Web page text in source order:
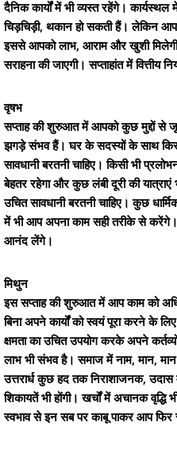
दैनिक कार्यों में भी व्यस्त रहेंगे।
चिड़चिड़ी, थकान हो सकती हैं। लेकिन आप
इससे आपको लाभ, आराम और खुशी मिलेगी।
सराहना की जाएगी। सप्ताहांत में वित्तीय
वृषभ
सप्ताह की शुरुआत में आपको कुछ मुद्दों से
झगड़े संभव हैं। घर के सदस्यों के साथ
सावधानी बरतनी चाहिए। किसी भी
बेहतर रहेगा और कुछ लंबी दूरी की
उचित सावधानी बरतनी चाहिए। कुछ
में भी आप अपना काम सही तरीके से करेंगे।
आनंद लेंगे।
मिथुन
इस सप्ताह की शुरुआत में आप काम को
बिना अपने कार्यों को स्वयं पूरा करने के
क्षमता का उचित उपयोग करके अपने
लाभ भी संभव है। समाज में नाम, मान, मान
उत्तरार्ध कुछ हद तक निराशाजनक,
शिकायतें भी होंगी। खर्चों में अचानक
स्वभाव से इन सब पर काबू पाकर आप